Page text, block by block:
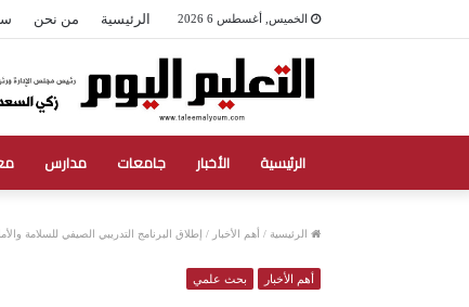
الخميس, أغسطس 6 2026 الرئيسية من نحن
الرئيسية الأخبار جامعات مدارس
الرئيسية / أهم الأخبار / إطلاق البرنامج التدريبي الصيفي للسلامة
أهم الأخبار بحث علمي